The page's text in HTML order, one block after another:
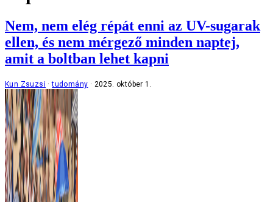
Nem, nem elég répát enni az UV-sugarak
ellen, és nem mérgező minden naptej,
amit a boltban lehet kapni
Kun Zsuzsi tudomány 2025. október 1.